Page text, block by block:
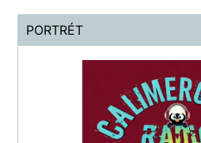
PORTRÉT